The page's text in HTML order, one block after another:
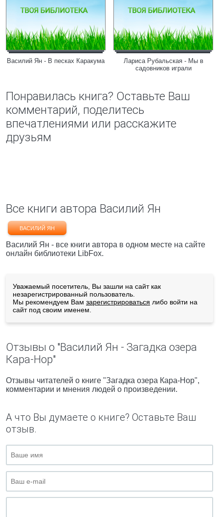
Василий Ян - В песках Каракума
Лариса Рубальская - Мы в
садовников играли
Понравилась книга? Оставьте Ваш
комментарий, поделитесь
впечатлениями или расскажите
друзьям
Все книги автора Василий Ян
ВАСИЛИЙ ЯН
Василий Ян - все книги автора в одном месте на сайте
онлайн библиотеки LibFox.
Уважаемый посетитель, Вы зашли на сайт как
незарегистрированный пользователь.
Мы рекомендуем Вам зарегистрироваться либо войти на
сайт под своим именем.
Отзывы о "Василий Ян - Загадка озера
Кара-Нор"
Отзывы читателей о книге "Загадка озера Кара-Нор",
комментарии и мнения людей о произведении.
А что Вы думаете о книге? Оставьте Ваш
отзыв.